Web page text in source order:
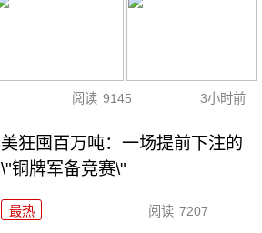
阅读 9145 3小时前
美狂囤百万吨：一场提前下注的
\"铜牌军备竞赛\"
最热 阅读 7207